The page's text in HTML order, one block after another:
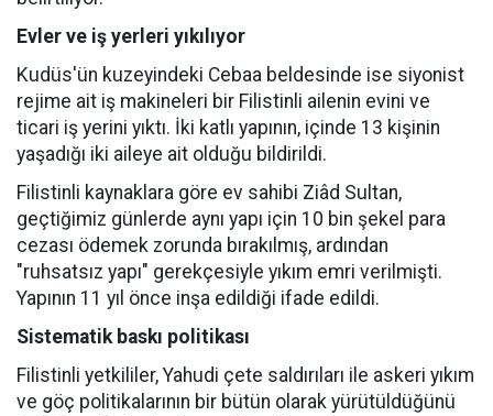
Evler ve iş yerleri yıkılıyor
Kudüs'ün kuzeyindeki Cebaa beldesinde ise siyonist
rejime ait iş makineleri bir Filistinli ailenin evini ve
ticari iş yerini yıktı. İki katlı yapının, içinde 13 kişinin
yaşadığı iki aileye ait olduğu bildirildi.
Filistinli kaynaklara göre ev sahibi Ziâd Sultan,
geçtiğimiz günlerde aynı yapı için 10 bin şekel para
cezası ödemek zorunda bırakılmış, ardından
"ruhsatsız yapı" gerekçesiyle yıkım emri verilmişti.
Yapının 11 yıl önce inşa edildiği ifade edildi.
Sistematik baskı politikası
Filistinli yetkililer, Yahudi çete saldırıları ile askeri yıkım
ve göç politikalarının bir bütün olarak yürütüldüğünü